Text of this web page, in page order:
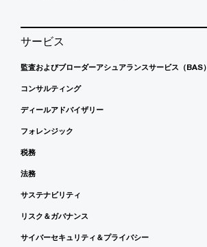
サービス
監査およびブローダーアシュアランスサービス（BAS）
コンサルティング
ディールアドバイザリー
フォレンジック
税務
法務
サステナビリティ
リスク＆ガバナンス
サイバーセキュリティ＆プライバシー